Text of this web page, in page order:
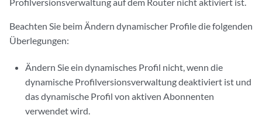
Beachten Sie beim Ändern dynamischer Profile die folgenden
Überlegungen:
Ändern Sie ein dynamisches Profil nicht, wenn die
dynamische Profilversionsverwaltung deaktiviert ist und
das dynamische Profil von aktiven Abonnenten
verwendet wird.